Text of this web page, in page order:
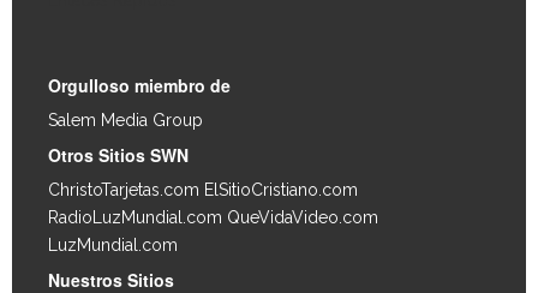
Orgulloso miembro de
Salem Media Group
Otros Sitios SWN
ChristoTarjetas.com ElSitioCristiano.com
RadioLuzMundial.com QueVidaVideo.com
LuzMundial.com
Nuestros Sitios